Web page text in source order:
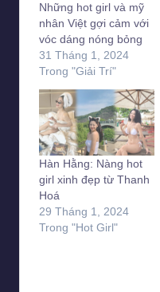
Những hot girl và mỹ
nhân Việt gợi cảm với
vóc dáng nóng bỏng
31 Tháng 1, 2024
Trong "Giải Trí"
Hàn Hằng: Nàng hot
girl xinh đẹp từ Thanh
Hoá
29 Tháng 1, 2024
Trong "Hot Girl"